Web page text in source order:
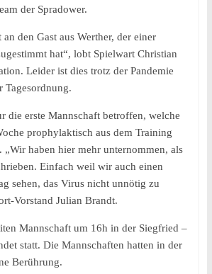
der Spradower.
den Gast aus Werther, der einer
hat“, lobt Spielwart Christian
Leider ist dies trotz der Pandemie
Tagesordnung.
die erste Mannschaft betroffen, welche
prophylaktisch aus dem Training
„Wir haben hier mehr unternommen, als
Einfach weil wir auch einen
sehen, das Virus nicht unnötig zu
Vorstand Julian Brandt.
Mannschaft um 16h in der Siegfried –
statt. Die Mannschaften hatten in der
Berührung.